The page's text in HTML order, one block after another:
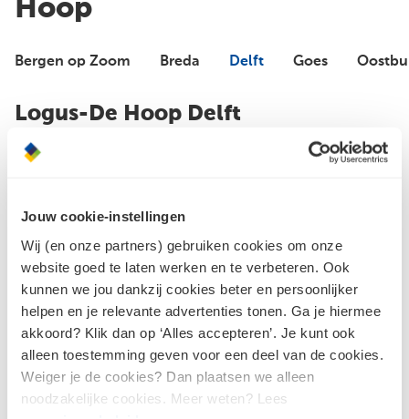
Jouw cookie-instellingen
Wij (en onze partners) gebruiken cookies om onze
website goed te laten werken en te verbeteren. Ook
kunnen we jou dankzij cookies beter en persoonlijker
helpen en je relevante advertenties tonen. Ga je hiermee
akkoord? Klik dan op ‘Alles accepteren’. Je kunt ook
alleen toestemming geven voor een deel van de cookies.
Weiger je de cookies? Dan plaatsen we alleen
noodzakelijke cookies. Meer weten? Lees
Hoop
Bergen op Zoom Breda Delft Goes
Logus-De Hoop Delft
verkooppunt
Gesloten
Showroom
Tegels, Keukens, Sanitair
Gesloten